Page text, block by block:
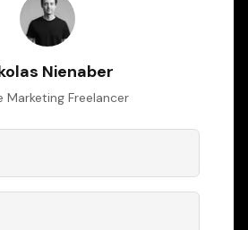
Nienaber
Marketing Freelancer